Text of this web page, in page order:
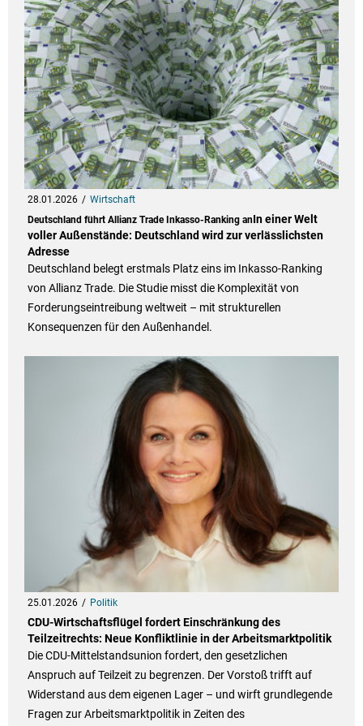
28.01.2026
Wirtschaft
Deutschland führt Allianz Trade Inkasso-Ranking anIn einer Welt
voller Außenstände: Deutschland wird zur verlässlichsten
Adresse
Deutschland belegt erstmals Platz eins im Inkasso-Ranking
von Allianz Trade. Die Studie misst die Komplexität von
Forderungseintreibung weltweit – mit strukturellen
Konsequenzen für den Außenhandel.
25.01.2026 Politik
CDU-Wirtschaftsflügel fordert Einschränkung des
Teilzeitrechts: Neue Konfliktlinie in der Arbeitsmarktpolitik
Die CDU-Mittelstandsunion fordert, den gesetzlichen
Anspruch auf Teilzeit zu begrenzen. Der Vorstoß trifft auf
Widerstand aus dem eigenen Lager – und wirft grundlegende
Fragen zur Arbeitsmarktpolitik in Zeiten des